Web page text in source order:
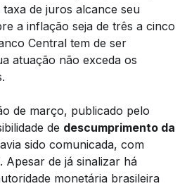
de juros alcance seu
a inflação seja de três a cinco
Central tem de ser
atuação não exceda os
de março, publicado pelo
de descumprimento da
sido comunicada, com
Apesar de já sinalizar há
monetária brasileira